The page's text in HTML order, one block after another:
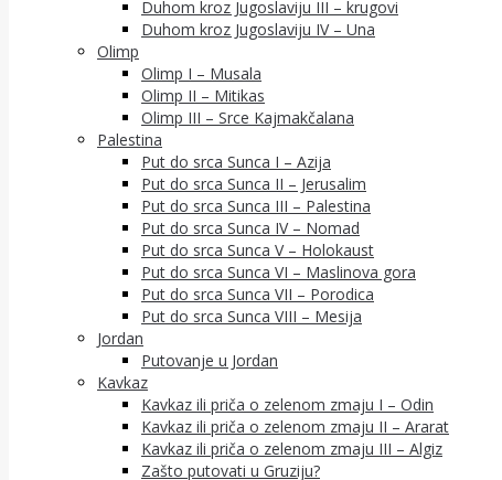
Duhom kroz Jugoslaviju III – krugovi
Duhom kroz Jugoslaviju IV – Una
Olimp
Olimp I – Musala
Olimp II – Mitikas
Olimp III – Srce Kajmakčalana
Palestina
Put do srca Sunca I – Azija
Put do srca Sunca II – Jerusalim
Put do srca Sunca III – Palestina
Put do srca Sunca IV – Nomad
Put do srca Sunca V – Holokaust
Put do srca Sunca VI – Maslinova gora
Put do srca Sunca VII – Porodica
Put do srca Sunca VIII – Mesija
Jordan
Putovanje u Jordan
Kavkaz
Kavkaz ili priča o zelenom zmaju I – Odin
Kavkaz ili priča o zelenom zmaju II – Ararat
Kavkaz ili priča o zelenom zmaju III – Algiz
Zašto putovati u Gruziju?